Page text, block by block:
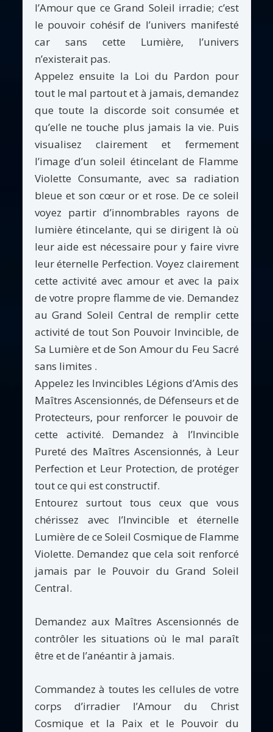
l’Amour que ce Grand Soleil irradie; c’est
le pouvoir cohésif de l’univers manifesté
car sans cette Lumière, l’univers
n’existerait pas.
Appelez ensuite la Loi du Pardon pour
tout le mal partout et à jamais, demandez
que toute la discorde soit consumée et
qu’elle ne touche plus jamais la vie. Puis
visualisez clairement et fermement
l’image d’un soleil étincelant de Flamme
Violette Consumante, avec sa radiation
bleue et son cœur or et rose. De ce soleil
voyez partir d’innombrables rayons de
lumière étincelante, qui se dirigent là où
leur aide est nécessaire pour y faire vivre
leur éternelle Perfection. Voyez clairement
cette activité avec amour et avec la paix
de votre propre flamme de vie. Demandez
au Grand Soleil Central de remplir cette
activité de tout Son Pouvoir Invincible, de
Sa Lumière et de Son Amour du Feu Sacré
sans limites .
Appelez les Invincibles Légions d’Amis des
Maîtres Ascensionnés, de Défenseurs et de
Protecteurs, pour renforcer le pouvoir de
cette activité. Demandez à l’Invincible
Pureté des Maîtres Ascensionnés, à Leur
Perfection et Leur Protection, de protéger
tout ce qui est constructif.
Entourez surtout tous ceux que vous
chérissez avec l’Invincible et éternelle
Lumière de ce Soleil Cosmique de Flamme
Violette. Demandez que cela soit renforcé
jamais par le Pouvoir du Grand Soleil
Central.
Demandez aux Maîtres Ascensionnés de
contrôler les situations où le mal paraît
être et de l’anéantir à jamais.
Commandez à toutes les cellules de votre
corps d’irradier l’Amour du Christ
Cosmique et la Paix et le Pouvoir du